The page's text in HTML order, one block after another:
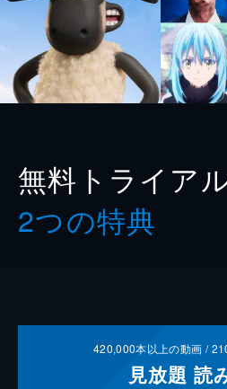
無料トライア
2つの特典
420,000本以上の動画 /
見放題 読